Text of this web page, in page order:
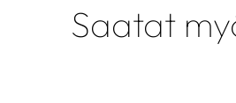
Saatat